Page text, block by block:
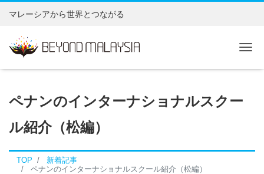
マレーシアから世界とつながる
ペナンのインターナショナルスクー
ル紹介（松編）
TOP
新着記事
ペナンのインターナショナルスクール紹介（松編）